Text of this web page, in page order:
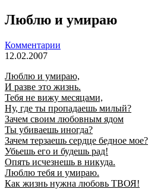
Люблю и умираю
Комментарии
12.02.2007
Люблю и умираю,
И разве это жизнь.
Тебя не вижу месяцами,
Ну, где ты пропадаешь милый?
Зачем своим любовным ядом
Ты убиваешь иногда?
Зачем терзаешь сердце бедное мое?
Убьешь его и будешь рад!
Опять исчезнешь в никуда.
Люблю тебя и умираю.
Как жизнь нужна любовь ТВОЯ!